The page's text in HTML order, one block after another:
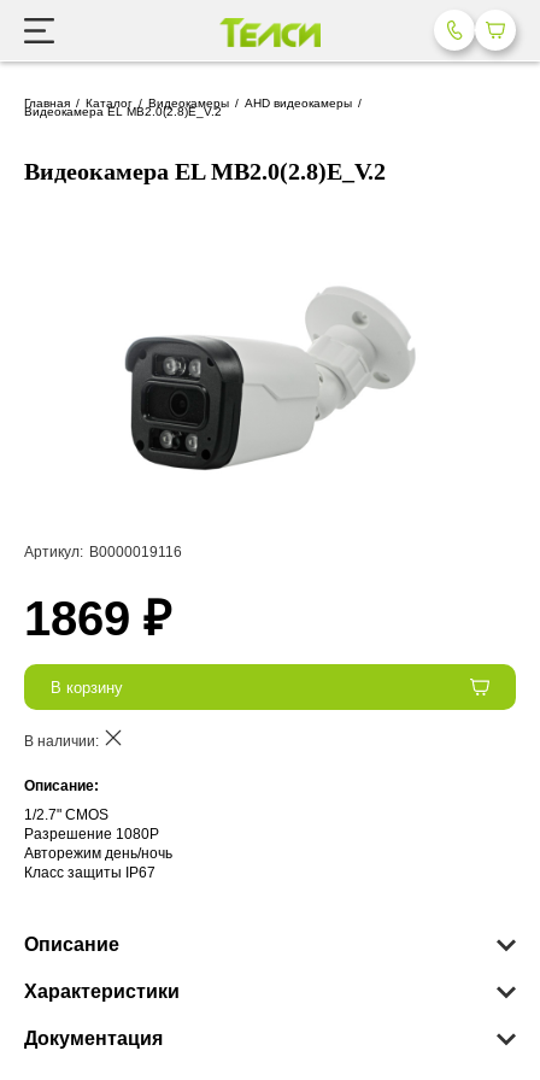
Главная Каталог Видеокамеры AHD видеокамеры
Видеокамера EL MB2.0(2.8)E_V.2
Видеокамера EL MB2.0(2.8)E_V.2
Артикул: В0000019116
1869 ₽
В корзину
В наличии:
Описание:
1/2.7" CMOS
Разрешение 1080P
Авторежим день/ночь
Класс защиты IP67
Описание
Характеристики
Документация